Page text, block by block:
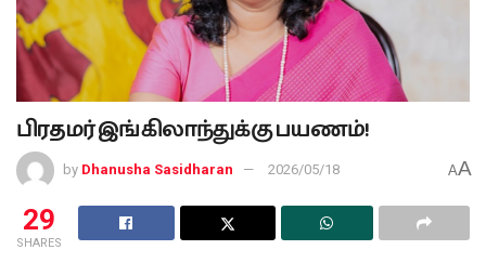
பிரதமர் இங்கிலாந்துக்கு பயணம்!
by Dhanusha Sasidharan 2026/05/18 AA
29
SHARES